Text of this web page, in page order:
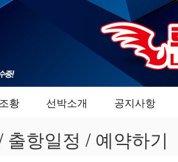
황 선박소개 공지사항
출항일정 / 예약하기